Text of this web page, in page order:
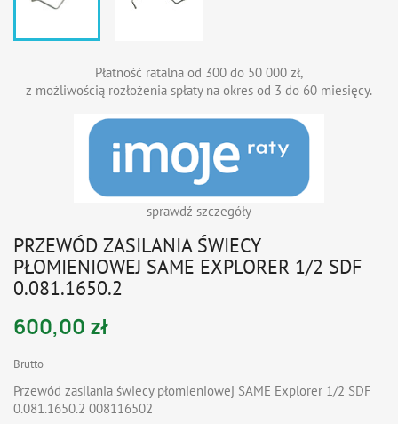
Płatność ratalna od 300 do 50 000 zł,
z możliwością rozłożenia spłaty na okres od 3 do 60 miesięcy.
sprawdź szczegóły
PRZEWÓD ZASILANIA ŚWIECY
PŁOMIENIOWEJ SAME EXPLORER 1/2 SDF
0.081.1650.2
600,00 zł
Brutto
Przewód zasilania świecy płomieniowej SAME Explorer 1/2 SDF
0.081.1650.2 008116502